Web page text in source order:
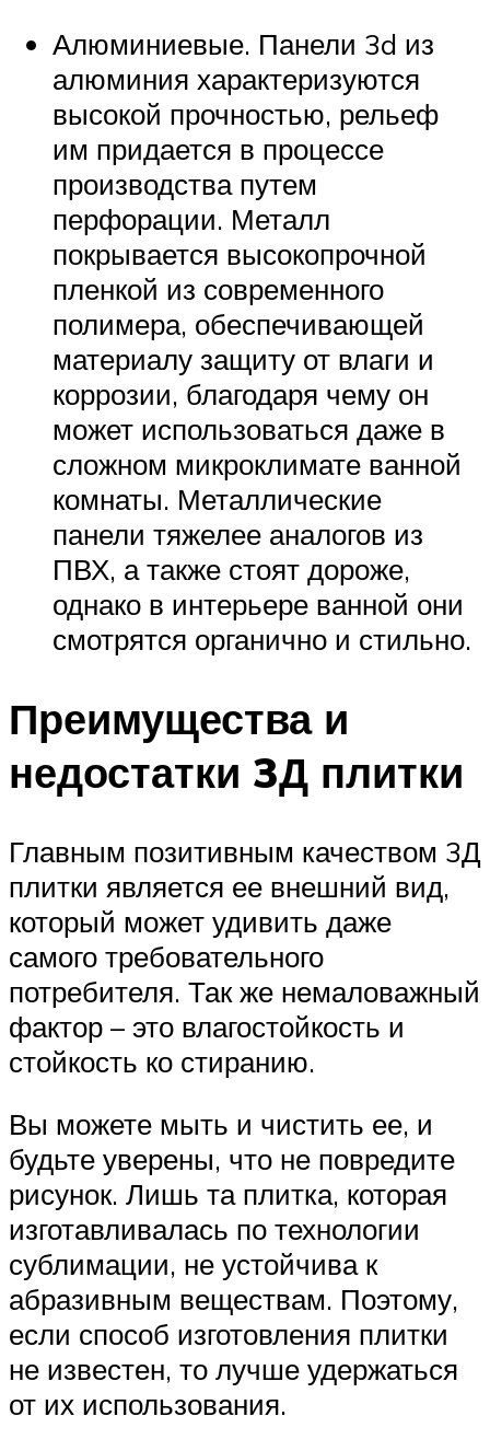
Алюминиевые. Панели 3d из
алюминия характеризуются
высокой прочностью, рельеф
им придается в процессе
производства путем
перфорации. Металл
покрывается высокопрочной
пленкой из современного
полимера, обеспечивающей
материалу защиту от влаги и
коррозии, благодаря чему он
может использоваться даже в
сложном микроклимате ванной
комнаты. Металлические
панели тяжелее аналогов из
ПВХ, а также стоят дороже,
однако в интерьере ванной они
смотрятся органично и стильно.
Преимущества и
недостатки 3Д плитки
Главным позитивным качеством 3Д
плитки является ее внешний вид,
который может удивить даже
самого требовательного
потребителя. Так же немаловажный
фактор – это влагостойкость и
стойкость ко стиранию.
Вы можете мыть и чистить ее, и
будьте уверены, что не повредите
рисунок. Лишь та плитка, которая
изготавливалась по технологии
сублимации, не устойчива к
абразивным веществам. Поэтому,
если способ изготовления плитки
не известен, то лучше удержаться
от их использования.